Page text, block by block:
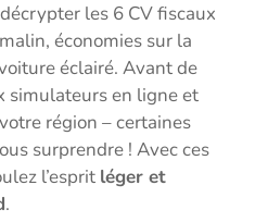
les 6 CV fiscaux
économies sur la
éclairé. Avant de
simulateurs en ligne et
région – certaines
surprendre ! Avec ces
l’esprit léger et
.